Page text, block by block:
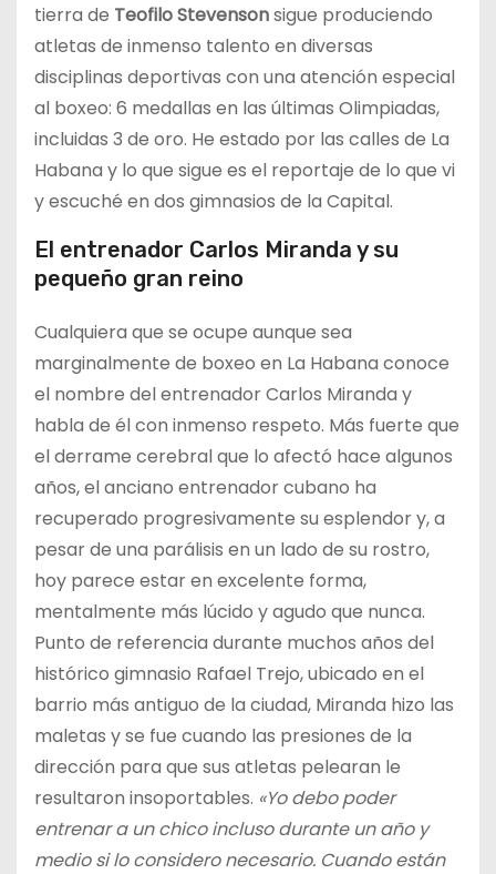
tierra de Teofilo Stevensonsigue produciendo
atletas de inmenso talento en diversas
disciplinas deportivas con una atención especial
al boxeo: 6 medallas en las últimas Olimpiadas,
incluidas 3 de oro. He estado por las calles de La
Habana y lo que sigue es el reportaje de lo que vi
y escuché en dos gimnasios de la Capital.
El entrenador Carlos Miranda y su
pequeño gran reino
Cualquiera que se ocupe aunque sea
marginalmente de boxeo en La Habana conoce
el nombre del entrenador Carlos Miranda y
habla de él con inmenso respeto. Más fuerte que
el derrame cerebral que lo afectó hace algunos
años, el anciano entrenador cubano ha
recuperado progresivamente su esplendor y, a
pesar de una parálisis en un lado de su rostro,
hoy parece estar en excelente forma,
mentalmente más lúcido y agudo que nunca.
Punto de referencia durante muchos años del
histórico gimnasio Rafael Trejo, ubicado en el
barrio más antiguo de la ciudad, Miranda hizo las
maletas y se fue cuando las presiones de la
dirección para que sus atletas pelearan le
resultaron insoportables. «Yo debo poder
entrenar a un chico incluso durante un año y
medio si lo considero necesario. Cuando están